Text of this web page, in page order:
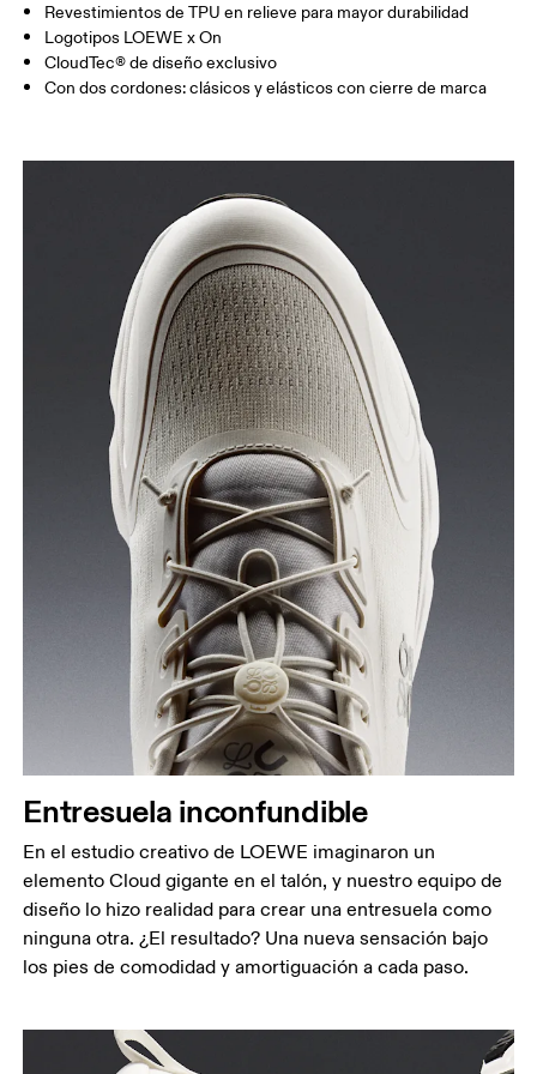
Revestimientos de TPU en relieve para mayor durabilidad
Logotipos LOEWE x On
CloudTec® de diseño exclusivo
Con dos cordones: clásicos y elásticos con cierre de marca
Entresuela inconfundible
En el estudio creativo de LOEWE imaginaron un
elemento Cloud gigante en el talón, y nuestro equipo de
diseño lo hizo realidad para crear una entresuela como
ninguna otra. ¿El resultado? Una nueva sensación bajo
los pies de comodidad y amortiguación a cada paso.